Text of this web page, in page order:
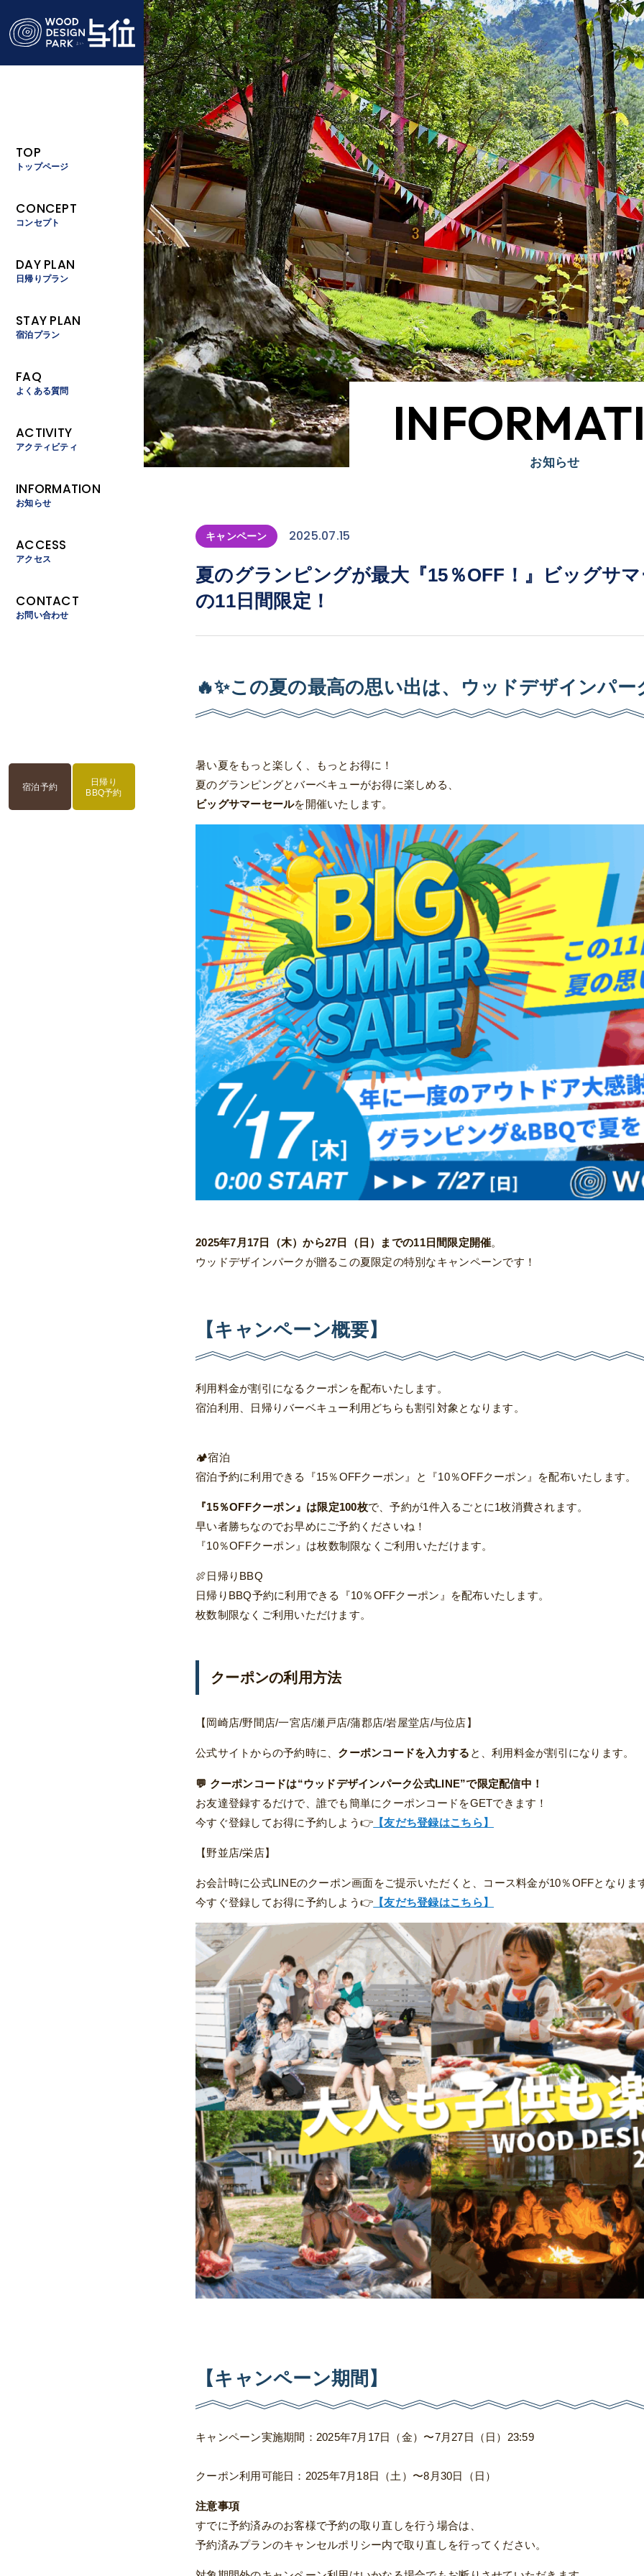
TOP
トップページ
CONCEPT
コンセプト
DAY PLAN
日帰りプラン
STAY PLAN
宿泊プラン
FAQ
よくある質問
ACTIVITY
アクティビティ
INFORMATION
お知らせ
ACCESS
アクセス
CONTACT
お問い合わせ
宿泊予約
日帰り
BBQ予約
お知らせ
キャンペーン 2025.07.15
夏のグランピングが最大『15％OFF！』ビッグサ
の11日間限定！
🔥✨この夏の最高の思い出は、 ウッドデザインパー
暑い夏をもっと楽しく、もっとお得に！
夏のグランピングとバーベキューがお得に楽しめる、
ビッグサマーセールを開催いたします。
2025年7月17日（木）から27日（日）までの11日間限定開催。
ウッドデザインパークが贈るこの夏限定の特別なキャンペーンです！
【キャンペーン概要】
利用料金が割引になるクーポンを配布いたします。
宿泊利用、日帰りバーベキュー利用どちらも割引対象となります。
🏕宿泊
宿泊予約に利用できる『15％OFFクーポン』と『10％OFFクーポン』を配布いたします。
『15％OFFクーポン』は限定100枚で、予約が1件入るごとに1枚消費されます。
早い者勝ちなのでお早めにご予約くださいね！
『10％OFFクーポン』は枚数制限なくご利用いただけます。
🍖日帰りBBQ
日帰りBBQ予約に利用できる『10％OFFクーポン』を配布いたします。
枚数制限なくご利用いただけます。
クーポンの利用方法
【岡崎店/野間店/一宮店/瀬戸店/蒲郡店/岩屋堂店/与位店】
公式サイトからの予約時に、 クーポンコードを入力する と、利用料金が割引になります。
💬 クーポンコードは“ウッドデザインパーク公式LINE”で限定配信中！
お友達登録するだけで、誰でも簡単にクーポンコードをGETできます！
今すぐ登録してお得に予約しよう👉 【友だち登録はこちら】
【野並店/栄店】
お会計時に公式LINEのクーポン画面をご提示いただくと、コース料金が10％OFFとなりま
今すぐ登録してお得に予約しよう👉 【友だち登録はこちら】
【キャンペーン期間】
キャンペーン実施期間：2025年7月17日（金）〜7月27日（日）23:59
クーポン利用可能日：2025年7月18日（土）〜8月30日（日）
注意事項
すでに予約済みのお客様で予約の取り直しを行う場合は、
予約済みプランのキャンセルポリシー内で取り直しを行ってください。